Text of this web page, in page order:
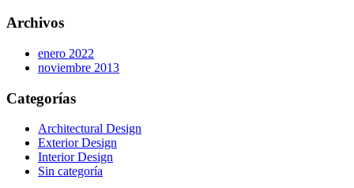
Archivos
enero 2022
noviembre 2013
Categorías
Architectural Design
Exterior Design
Interior Design
Sin categoría